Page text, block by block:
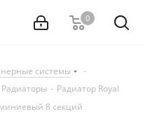
0
системы
-
Радиаторы - Радиатор Royal
8 секций